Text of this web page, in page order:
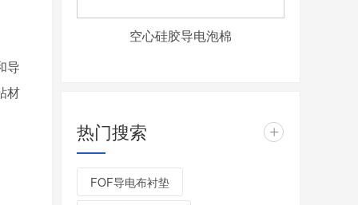
导
材
空心硅胶导电泡棉
热门搜索 +
FOF导电布衬垫